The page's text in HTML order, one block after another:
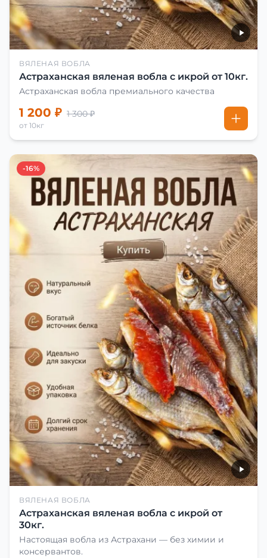
ВЯЛЕНАЯ ВОБЛА
Астраханская вяленая вобла с икрой от 10кг.
Астраханская вобла премиального качества
1 200 ₽ 1 300 ₽
от 10кг
-16%
ВЯЛЕНАЯ ВОБЛА
Астраханская вяленая вобла с икрой от
30кг.
Настоящая вобла из Астрахани — без химии и
консервантов.